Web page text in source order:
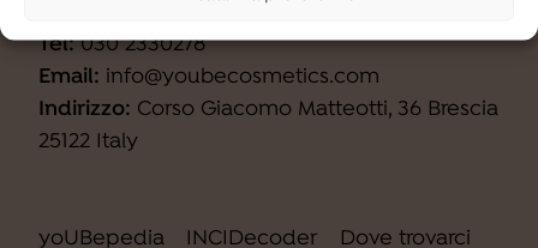
Tel:030 2330278
Email: info@youbecosmetics.com
Indirizzo: Corso Giacomo Matteotti, 36 Brescia
25122 Italy
yoUBepedia INCIDecoder Dove trovarci